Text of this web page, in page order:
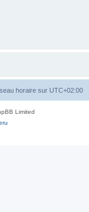
horaire sur UTC+02:00
Limited